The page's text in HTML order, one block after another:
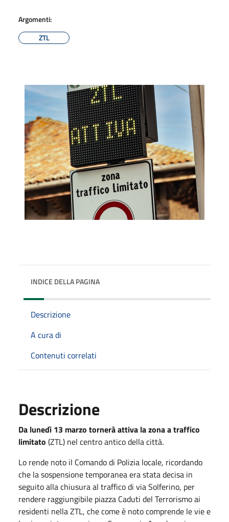
Argomenti:
ZTL
INDICE DELLA PAGINA
Descrizione
A cura di
Contenuti correlati
Descrizione
Da lunedì 13 marzo tornerà attiva la zona a traffico
limitato (ZTL) nel centro antico della città.
Lo rende noto il Comando di Polizia locale, ricordando
che la sospensione temporanea era stata decisa in
seguito alla chiusura al traffico di via Solferino, per
rendere raggiungibile piazza Caduti del Terrorismo ai
residenti nella ZTL, che come è noto comprende le vie e